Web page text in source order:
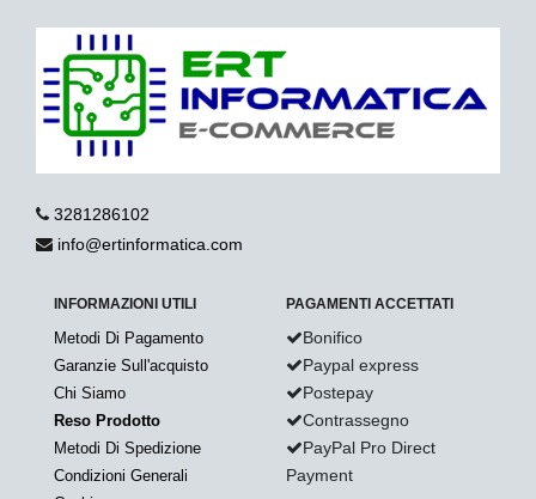
3281286102
info@ertinformatica.com
INFORMAZIONI UTILI
Metodi Di Pagamento
Garanzie Sull'acquisto
Chi Siamo
Reso Prodotto
Metodi Di Spedizione
Condizioni Generali
PAGAMENTI ACCETTATI
Bonifico
Paypal express
Postepay
Contrassegno
PayPal Pro Direct
Payment